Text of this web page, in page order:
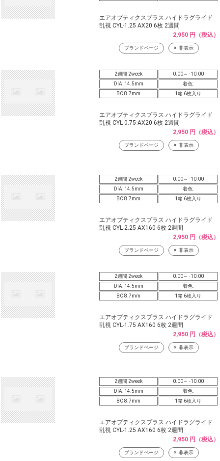
エアオプティクスプラス ハイドラグライド
乱視 CYL-1.25 AX20 6枚 2週間
2,950 円（税込）
ブランドページ 非表示
2週間 2week
0.00～ -10.00
DIA: 14.5mm
着色:
BC 8.7mm
1箱 6枚入り
エアオプティクスプラス ハイドラグライド
乱視 CYL-0.75 AX20 6枚 2週間
2,950 円（税込）
ブランドページ 非表示
2週間 2week
0.00～ -10.00
DIA: 14.5mm
着色:
BC 8.7mm
1箱 6枚入り
エアオプティクスプラス ハイドラグライド
乱視 CYL-2.25 AX160 6枚 2週間
2,950 円（税込）
ブランドページ 非表示
2週間 2week
0.00～ -10.00
DIA: 14.5mm
着色:
BC 8.7mm
1箱 6枚入り
エアオプティクスプラス ハイドラグライド
乱視 CYL-1.75 AX160 6枚 2週間
2,950 円（税込）
ブランドページ 非表示
2週間 2week
0.00～ -10.00
DIA: 14.5mm
着色:
BC 8.7mm
1箱 6枚入り
エアオプティクスプラス ハイドラグライド
乱視 CYL-1.25 AX160 6枚 2週間
2,950 円（税込）
ブランドページ 非表示